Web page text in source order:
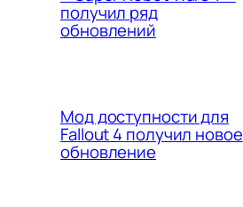
получил ряд
обновлений
Мод доступности для
Fallout 4 получил новое
обновление